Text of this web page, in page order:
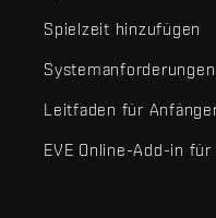
Spielzeit hinzufügen
Systemanforderungen
Leitfaden für
EVE Online-Add-in für